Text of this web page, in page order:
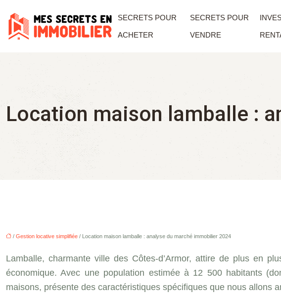
SECRETS POUR
ACHETER
SECRETS POUR
VENDRE
Location maison lamballe :
/ Gestion locative simplifiée / Location maison lamballe : analyse du marché immobilier 2024
Lamballe, charmante ville des Côtes-d’Armor, attire de plus en
économique. Avec une population estimée à 12 500 habitants
maisons, présente des caractéristiques spécifiques que nous allons